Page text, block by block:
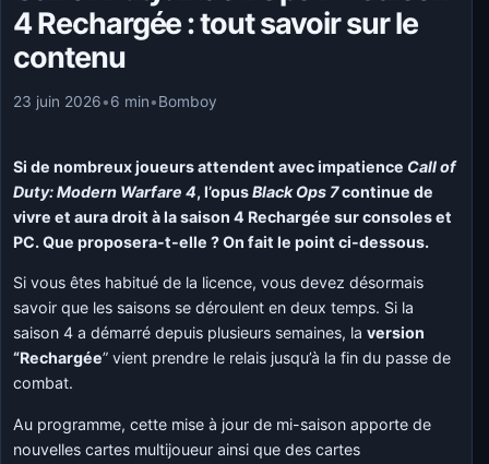
4 Rechargée : tout savoir sur le
contenu
23 juin 2026•6 min•Bomboy
Si de nombreux joueurs attendent avec impatience Call of
Duty: Modern Warfare 4, l’opusBlack Ops 7continue de
vivre et aura droit à la saison 4 Rechargée sur consoles et
PC. Que proposera-t-elle ? On fait le point ci-dessous.
Si vous êtes habitué de la licence, vous devez désormais
savoir que les saisons se déroulent en deux temps. Si la
saison 4 a démarré depuis plusieurs semaines, laversion
“Rechargée” vient prendre le relais jusqu’à la fin du passe de
combat.
Au programme, cette mise à jour de mi-saison apporte de
nouvelles cartes multijoueur ainsi que des cartes